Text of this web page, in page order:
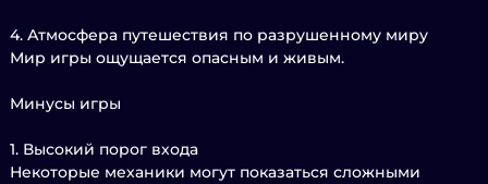
4. Атмосфера путешествия по разрушенному миру
Мир игры ощущается опасным и живым.
Минусы игры
1. Высокий порог входа
Некоторые механики могут показаться сложными